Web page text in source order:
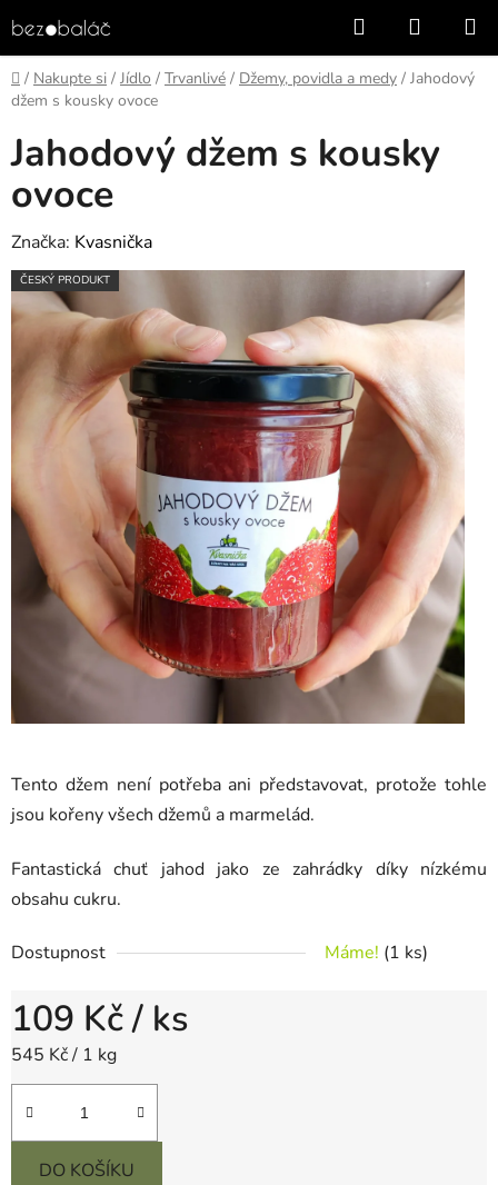
na
obsah
Hledat
KOŠÍK
Domů
/ Nakupte si / Jídlo / Trvanlivé / Džemy, povidla a medy / Jahodový
džem s kousky ovoce
Tento džem není potřeba ani představovat, protože tohle
jsou kořeny všech džemů a marmelád.
Fantastická chuť jahod jako ze zahrádky díky nízkému
obsahu cukru.
Dostupnost Máme! (1 ks)
109 Kč/ ks
Měrná cena:
545 Kč / 1 kg
DO KOŠÍKU
Jahodový džem s kousky
ovoce
Značka: Kvasnička
ČESKÝ PRODUKT